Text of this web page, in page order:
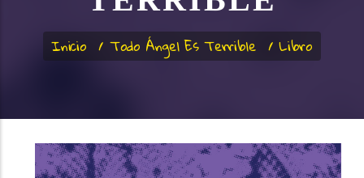
Breadcrumb
Inicio / Todo Ángel Es Terrible / Libro